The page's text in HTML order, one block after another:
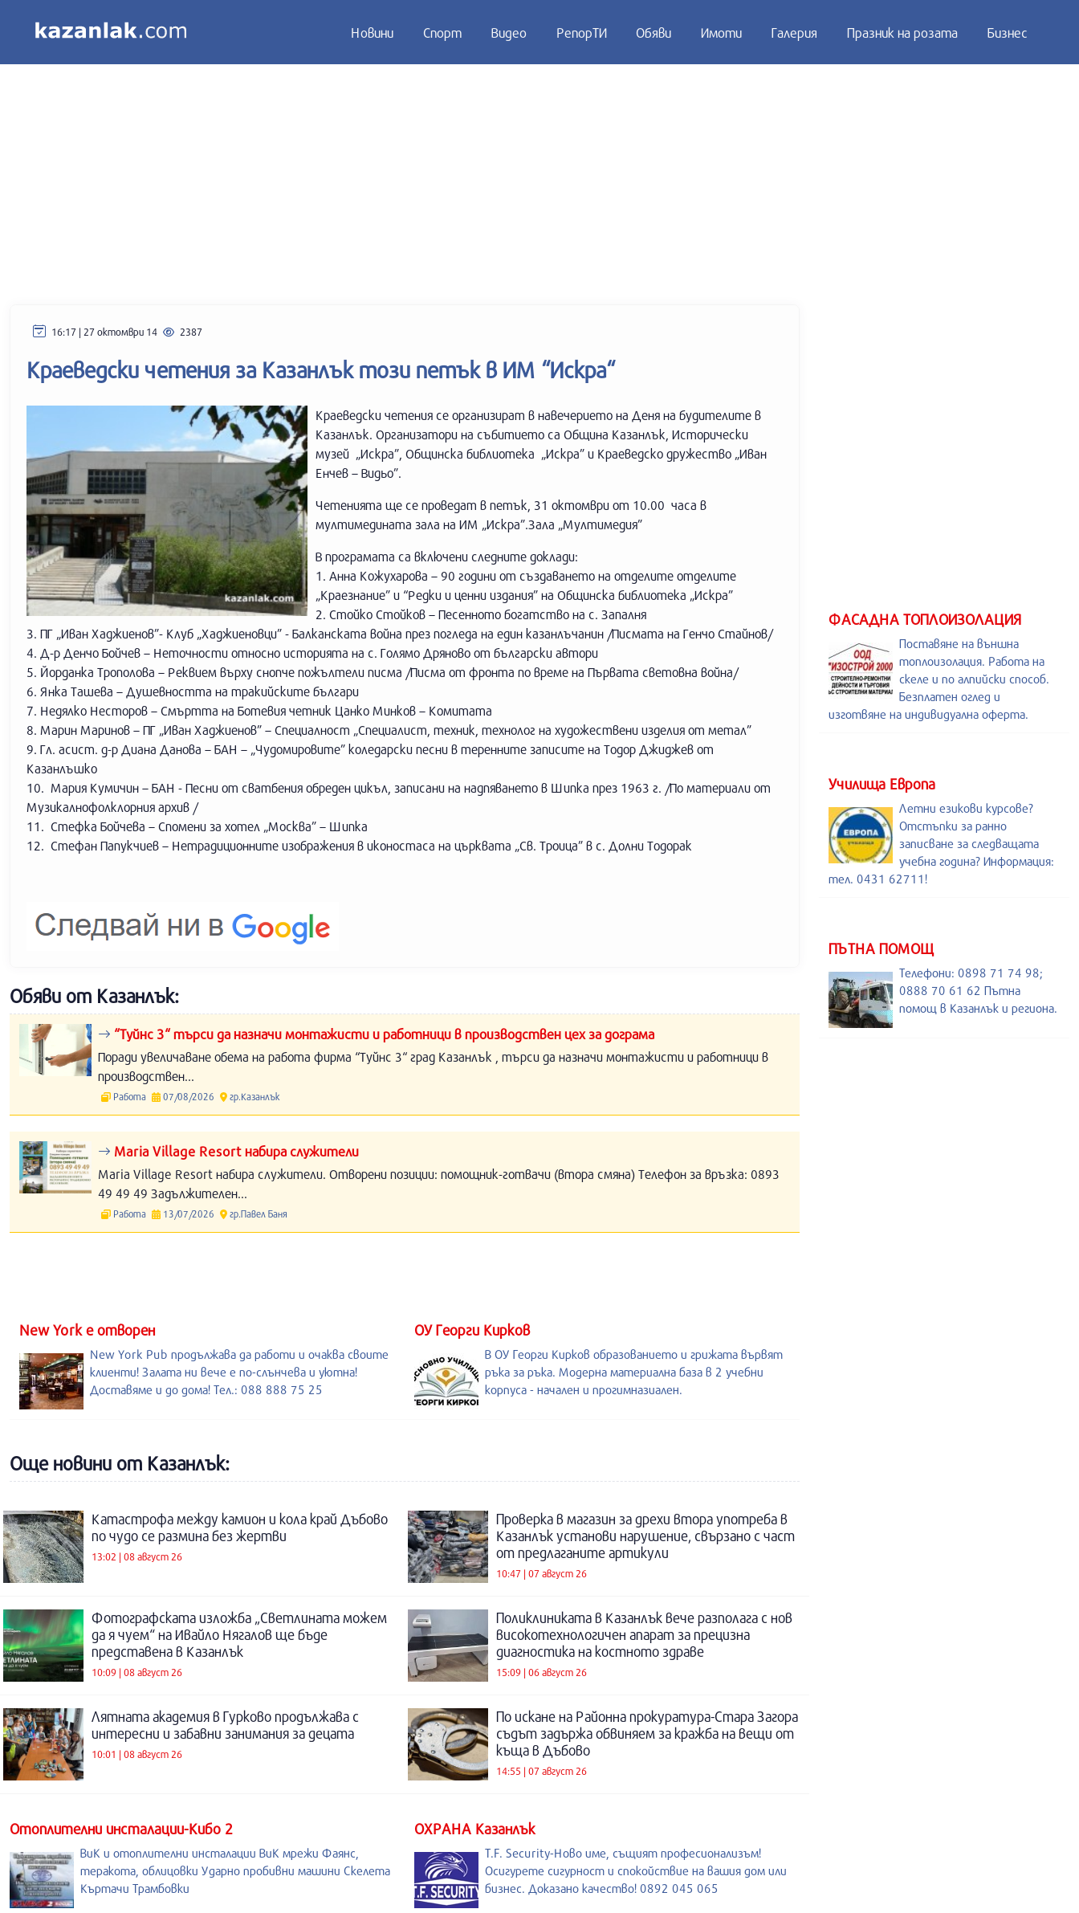
Новини Спорт Видео РепорТИ Обяви Имоти Галерия Празник на розата Бизнес
16:17 | 27 октомври 14 2387
Краеведски четения за Казанлък този петък в ИМ “Искра“
Краеведски четения се организират в навечерието на Деня на будителите в
Казанлък. Организатори на събитието са Община Казанлък, Исторически
музей „Искра”, Общинска библиотека „Искра” и Краеведско дружество „Иван
Енчев – Видьо”.
Четенията ще се проведат в петък, 31 октомври от 10.00 часа в
мултимедината зала на ИМ „Искра”.Зала „Мултимедия”
В програмата са включени следните доклади:
1. Анна Кожухарова – 90 години от създаването на отделите отделите
„Краезнание” и “Редки и ценни издания” на Общинска библиотека „Искра”
2. Стойко Стойков – Песенното богатство на с. Запалня
3. ПГ „Иван Хаджиенов”- Клуб „Хаджиеновци” - Балканската война през погледа на един казанлъчанин /Писмата на Генчо Стайнов/
4. Д-р Денчо Бойчев – Неточности относно историята на с. Голямо Дряново от български автори
5. Йорданка Трополова – Реквием върху снопче пожълтели писма /Писма от фронта по време на Първата световна война/
6. Янка Ташева – Душевността на тракийските българи
7. Недялко Несторов – Смъртта на Ботевия четник Цанко Минков – Комитата
8. Марин Маринов – ПГ „Иван Хаджиенов” – Специалност „Специалист, техник, технолог на художествени изделия от метал”
9. Гл. асист. д-р Диана Данова – БАН – „Чудомировите” коледарски песни в теренните записите на Тодор Джиджев от
Казанлъшко
10. Мария Кумичин – БАН - Песни от сватбения обреден цикъл, записани на надпяването в Шипка през 1963 г. /По материали от
Музикалнофолклорния архив /
11. Стефка Бойчева – Спомени за хотел „Москва” – Шипка
12. Стефан Папукчиев – Нетрадиционните изображения в иконостаса на църквата „Св. Троица” в с. Долни Тодорак
Обяви от Казанлък:
“Туйнс 3“ търси да назначи монтажисти и работници в производствен цех за дограма
Поради увеличаване обема на работа фирма “Туйнс 3“ град Казанлък , търси да назначи монтажисти и работници в
производствен...
Работа 07/08/2026 гр.Казанлък
Maria Village Resort набира служители
Maria Village Resort набира служители. Отворени позиции: помощник-готвачи (втора смяна) Телефон за връзка: 0893
49 49 49 Задължителен...
Работа 13/07/2026 гр.Павел Баня
ФАСАДНА ТОПЛОИЗОЛАЦИЯ
Поставяне на външна
топлоизолация. Работа на
скеле и по алпийски способ.
Безплатен оглед и
изготвяне на индивидуална оферта.
Училища Европа
Летни езикови курсове?
Отстъпки за ранно
записване за следващата
учебна година? Информация:
тел. 0431 62711!
ПЪТНА ПОМОЩ
Телефони: 0898 71 74 98;
0888 70 61 62 Пътна
помощ в Казанлък и региона.
New York е отворен
New York Pub продължава да работи и очаква своите
клиенти! Залата ни вече е по-слънчева и уютна!
Доставяме и до дома! Тел.: 088 888 75 25
ОУ Георги Кирков
В ОУ Георги Кирков образованието и грижата вървят
ръка за ръка. Модерна материална база в 2 учебни
корпуса - начален и прогимназиален.
Още новини от Казанлък:
Катастрофа между камион и кола край Дъбово
по чудо се размина без жертви
13:02 | 08 август 26
Проверка в магазин за дрехи втора употреба в
Казанлък установи нарушение, свързано с част
от предлаганите артикули
10:47 | 07 август 26
Фотографската изложба „Светлината можем
да я чуем“ на Ивайло Нягалов ще бъде
представена в Казанлък
10:09 | 08 август 26
Поликлиниката в Казанлък вече разполага с нов
високотехнологичен апарат за прецизна
диагностика на костното здраве
15:09 | 06 август 26
Лятната академия в Гурково продължава с
интересни и забавни занимания за децата
10:01 | 08 август 26
По искане на Районна прокуратура-Стара Загора
съдът задържа обвиняем за кражба на вещи от
къща в Дъбово
14:55 | 07 август 26
Отоплителни инсталации-Кибо 2
ВиК и отоплителни инсталации ВиК мрежи Фаянс,
теракота, облицовки Ударно пробивни машини Скелета
Къртачи Трамбовки
ОХРАНА Казанлък
T.F. Security-Ново име, същият професионализъм!
Осигурете сигурност и спокойствие на вашия дом или
бизнес. Доказано качество! 0892 045 065